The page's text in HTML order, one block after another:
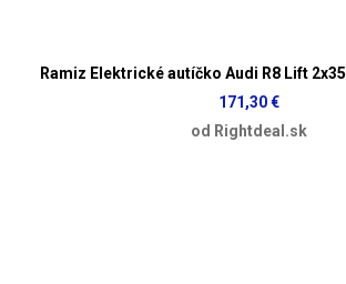
Ramiz Elektrické autíčko Audi R8 Lift
171,30 €
od Rightdeal.sk